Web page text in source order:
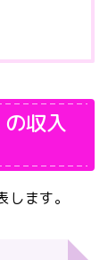
収入
ます。